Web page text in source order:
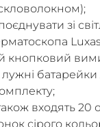
зі
кнопковий
входять 20
сірого